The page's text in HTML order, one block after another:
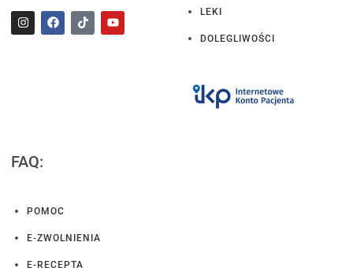
LEKI
DOLEGLIWOŚCI
FAQ:
POMOC
E-ZWOLNIENIA
E-RECEPTA